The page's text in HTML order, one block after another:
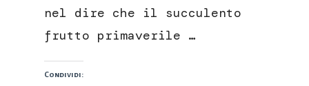
nel dire che il succulento
frutto primaverile …
Condividi: